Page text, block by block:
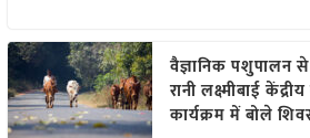
वैज्ञानिक पशुपालन
रानी लक्ष्मीबाई
कार्यक्रम में बोले